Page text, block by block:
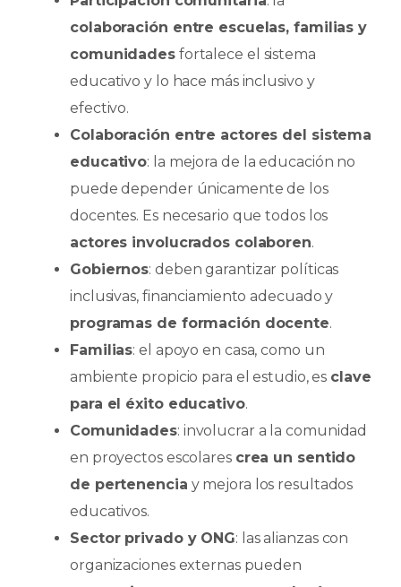
colaboración entre escuelas, familias y
comunidadesfortalece el sistema
educativo y lo hace más inclusivo y
efectivo.
Colaboración entre actores del sistema
educativo: la mejora de la educación no
puede depender únicamente de los
docentes. Es necesario que todos los
actores involucrados colaboren.
Gobiernos: deben garantizar políticas
inclusivas, financiamiento adecuado y
programas de formación docente.
Familias: el apoyo en casa, como un
ambiente propicio para el estudio, es clave
para el éxito educativo.
Comunidades: involucrar a la comunidad
en proyectos escolares crea un sentido
de pertenencia y mejora los resultados
educativos.
Sector privado y ONG: las alianzas con
organizaciones externas pueden